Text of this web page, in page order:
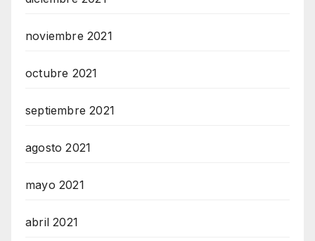
noviembre 2021
octubre 2021
septiembre 2021
agosto 2021
mayo 2021
abril 2021